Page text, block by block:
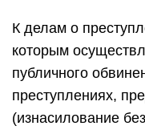
К делам о
которым
публичного
преступлениях,
(изнасилование